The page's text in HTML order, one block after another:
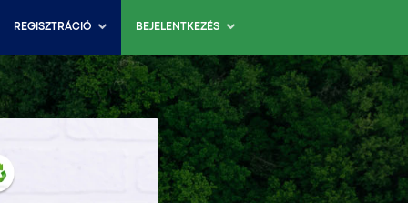
REGISZTRÁCIÓ BEJELENTKEZÉS